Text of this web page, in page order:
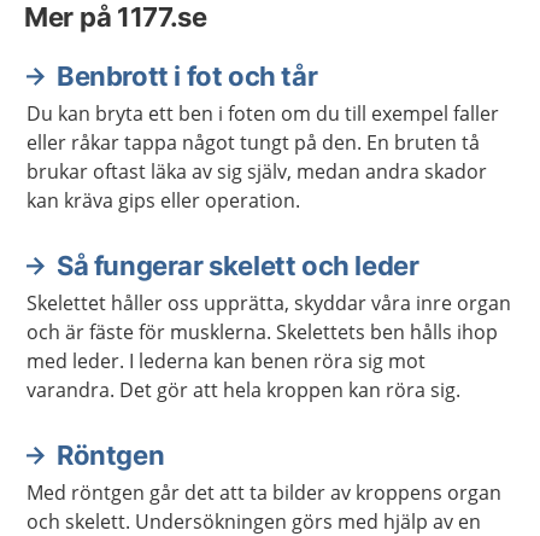
Mer på 1177.se
Benbrott i fot och tår
Du kan bryta ett ben i foten om du till exempel faller
eller råkar tappa något tungt på den. En bruten tå
brukar oftast läka av sig själv, medan andra skador
kan kräva gips eller operation.
Så fungerar skelett och leder
Skelettet håller oss upprätta, skyddar våra inre organ
och är fäste för musklerna. Skelettets ben hålls ihop
med leder. I lederna kan benen röra sig mot
varandra. Det gör att hela kroppen kan röra sig.
Röntgen
Med röntgen går det att ta bilder av kroppens organ
och skelett. Undersökningen görs med hjälp av en